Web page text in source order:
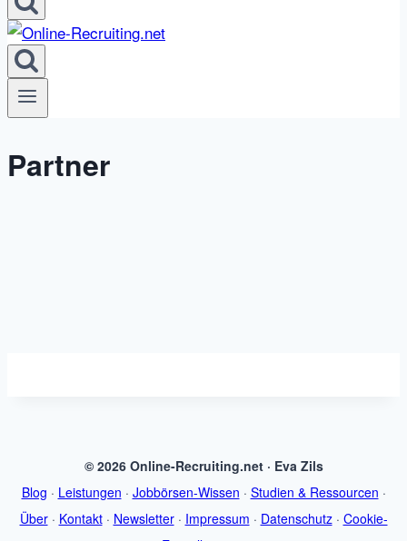
Partner
© 2026 Online-Recruiting.net · Eva Zils
Blog · Leistungen · Jobbörsen-Wissen · Studien & Ressourcen ·
Über· Kontakt· Newsletter· Impressum · Datenschutz· Cookie-